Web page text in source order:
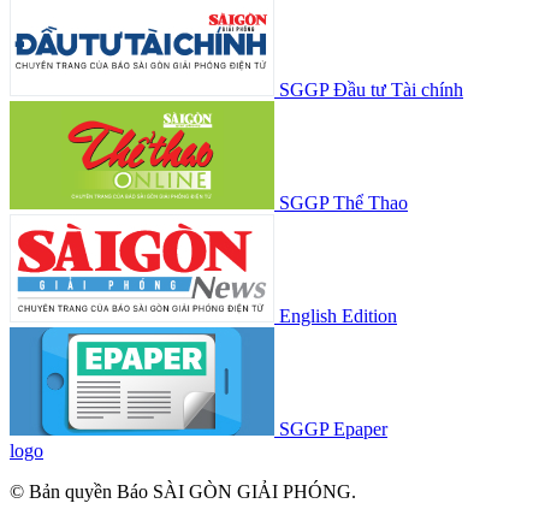
SGGP Đầu tư Tài chính
SGGP Thể Thao
English Edition
SGGP Epaper
logo
© Bản quyền Báo SÀI GÒN GIẢI PHÓNG.